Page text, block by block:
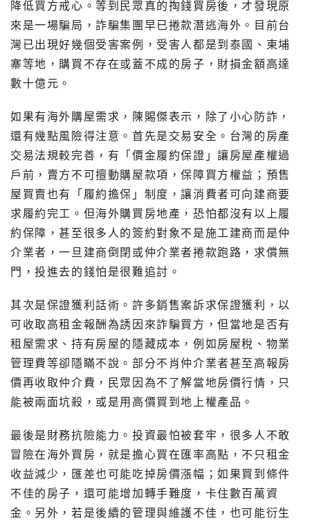
降低買方戒心。等到民眾真的掏錢買房後，才發現原
來是一場騙局，詐騙集團早已捲款潛逃海外。目前台
灣已出現好幾個受害案例，受害人都是到泰國、柬埔
寨等地，購買不存在或蓋不成的房子，財損金額高達
數十億元。
如果有海外購屋需求，陳賜傑表示，除了小心防詐，
還有幾點風險得注意。首先是交易安全。台灣的房產
交易法規較完善，有「價金履約保證」讓房屋產權過
戶前，賣方不可擅動購屋款項，保障買方權益；預售
屋買賣也有「履約擔保」制度，讓消費者可向建商要
求履約完工。但海外購買房地產，恐怕都沒有以上履
約保障，甚至很多人的簽約對象不是施工建商而是仲
介業者，一旦建商倒閉或仲介業者捲款跑路，求償無
門，投進去的錢怕是很難追討。
其次是保證獲利話術。許多銷售案訴求保證獲利，以
可收取高租金報酬為誘因來詐騙買方，但當地是否有
租屋需求、持有房屋的隱藏成本，例如房屋稅、物業
管理費等卻隱瞞不說。部分不肖仲介業者甚至高報房
價再收取仲介費，民眾因為不了解當地房價行情，只
能被兩面坑殺，或是用高價買到地上權產品。
最後是財務抗險能力。投資最怕被套牢，很多人不敢
冒險在海外買房，就是擔心買在匯率高點，不只租金
收益減少，匯差也可能吃掉房價漲幅；如果買到條件
不佳的房子，還可能增加轉手難度，卡住數百萬資
金。另外，若是後續的管理與維護不佳，也可能衍生